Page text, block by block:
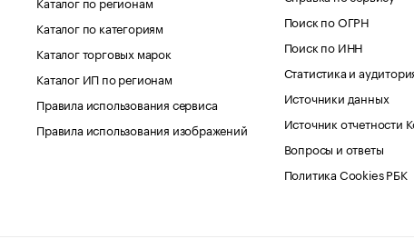
Каталог по категориям
Каталог торговых марок
Каталог ИП по регионам
Правила использования сервиса
Правила использования изображений
Поиск по ОГРН
Поиск по ИНН
Статистика и
Источники данных
Источник отчетности
Вопросы и ответы
Политика Cookies РБК